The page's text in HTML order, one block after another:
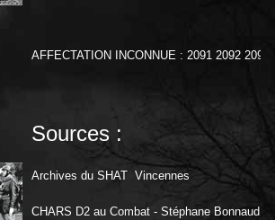
AFFECTATION INCONNUE : 2091 2092
Sources :
Archives du SHAT Vincennes
CHARS D2 au Combat - Stéphane Bonnaud